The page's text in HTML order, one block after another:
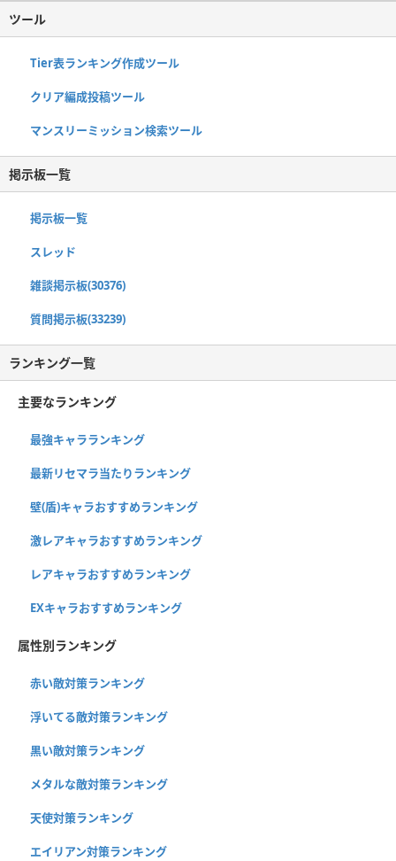
ツール
Tier表ランキング作成ツール
クリア編成投稿ツール
マンスリーミッション検索ツール
掲示板一覧
掲示板一覧
スレッド
雑談掲示板(30376)
質問掲示板(33239)
ランキング一覧
主要なランキング
最強キャラランキング
最新リセマラ当たりランキング
壁(盾)キャラおすすめランキング
激レアキャラおすすめランキング
レアキャラおすすめランキング
EXキャラおすすめランキング
属性別ランキング
赤い敵対策ランキング
浮いてる敵対策ランキング
黒い敵対策ランキング
メタルな敵対策ランキング
天使対策ランキング
エイリアン対策ランキング